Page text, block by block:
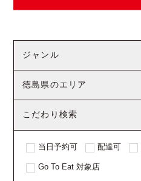
ジャンル
徳島県のエリア
こだわり検索
当日予約可 配達可
Go To Eat 対象店